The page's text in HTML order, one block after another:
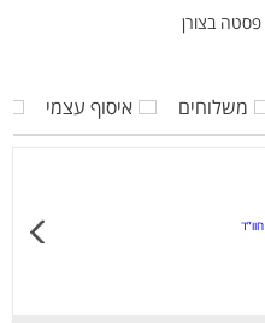
משלוחים איסוף עצמי
חוו”ד